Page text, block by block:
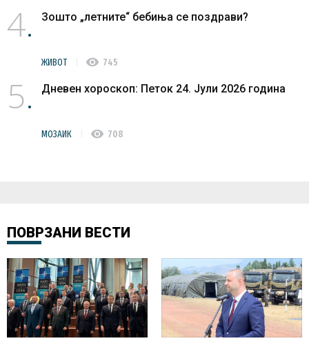
4 Зошто „летните“ бебиња се поздрави?
ЖИВОТ visibility 745
5 Дневен хороскоп: Петок 24. Јули 2026 година
МОЗАИК visibility 708
ПОВРЗАНИ ВЕСТИ